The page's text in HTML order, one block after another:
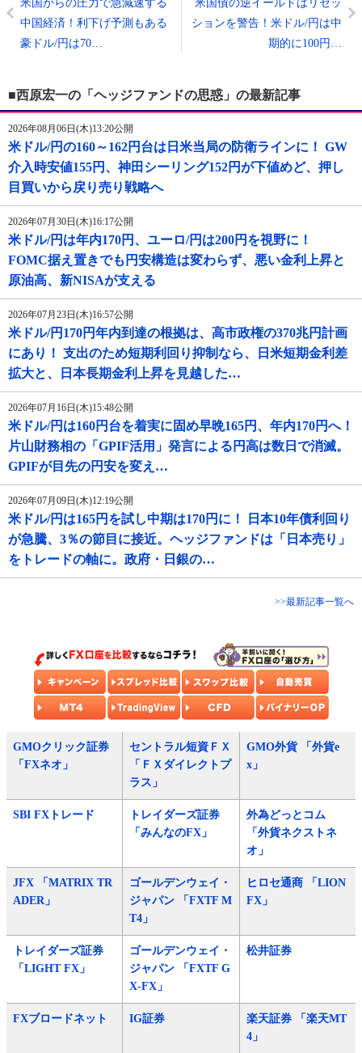
米国からの圧力で急減速する
中国経済！利下げ予測もある
豪ドル/円は70…
米国債の逆イールドはリセッ
ションを警告！米ドル/円は中
期的に100円…
■西原宏一の「ヘッジファンドの思惑」の最新記事
2026年08月06日(木)13:20公開
米ドル/円の160～162円台は日米当局の防衛ラインに！ GW
介入時安値155円、神田シーリング152円が下値めど、押し
目買いから戻り売り戦略へ
2026年07月30日(木)16:17公開
米ドル/円は年内170円、ユーロ/円は200円を視野に！
FOMC据え置きでも円安構造は変わらず、悪い金利上昇と
原油高、新NISAが支える
2026年07月23日(木)16:57公開
米ドル/円170円年内到達の根拠は、高市政権の370兆円計画
にあり！ 支出のため短期利回り抑制なら、日米短期金利差
拡大と、日本長期金利上昇を見越した…
2026年07月16日(木)15:48公開
米ドル/円は160円台を着実に固め早晩165円、年内170円へ！
片山財務相の「GPIF活用」発言による円高は数日で消滅。
GPIFが目先の円安を変え…
2026年07月09日(木)12:19公開
米ドル/円は165円を試し中期は170円に！ 日本10年債利回り
が急騰、3％の節目に接近。ヘッジファンドは「日本売り」
をトレードの軸に。政府・日銀の…
>>最新記事一覧へ
GMOクリック証券
「FXネオ」
セントラル短資ＦＸ
「ＦＸダイレクトプ
ラス」
GMO外貨 「外貨e
x」
SBI FXトレード
トレイダーズ証券
「みんなのFX」
外為どっとコム
「外貨ネクストネ
オ」
JFX 「MATRIX TR
ADER」
ゴールデンウェイ・
ジャパン 「FXTF M
T4」
ヒロセ通商 「LION
FX」
トレイダーズ証券
「LIGHT FX」
ゴールデンウェイ・
ジャパン 「FXTF G
X-FX」
松井証券
FXブロードネット IG証券
楽天証券 「楽天MT
4」